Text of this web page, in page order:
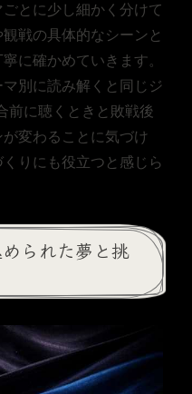
とに少し細かく分けて
戦の具体的なシーンと
に確かめていきます。
別に読み解くと同じジ
前に聴くときと敗戦後
変わることに気づけ
りにも役立つと感じら
られた夢と挑